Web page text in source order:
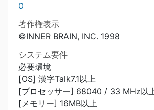
0
著作権表示
©INNER BRAIN, INC. 1998
システム要件
必要環境
[OS] 漢字Talk7.1以上
[プロセッサー] 68040 / 33 MHz以
[メモリー] 16MB以上